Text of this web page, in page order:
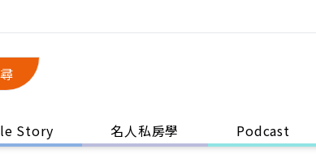
Story 名人私房學 Podcast